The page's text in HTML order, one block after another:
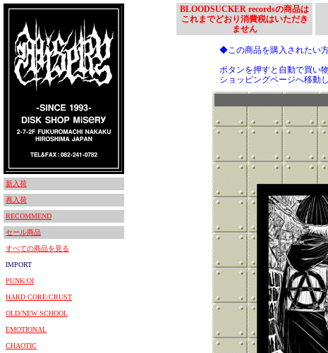
新入荷
再入荷
RECOMMEND
セール商品
すべての商品を見る
IMPORT
PUNK/OI
HARD CORE/CRUST
OLD/NEW SCHOOL
EMOTIONAL
CHAOTIC
BLOODSUCKER recordsの商品は
これまでどおり消費税はいただき
ません
◆この商品を購入されたい
ボタンを押すと自動で買い
ショッピングページへ移動